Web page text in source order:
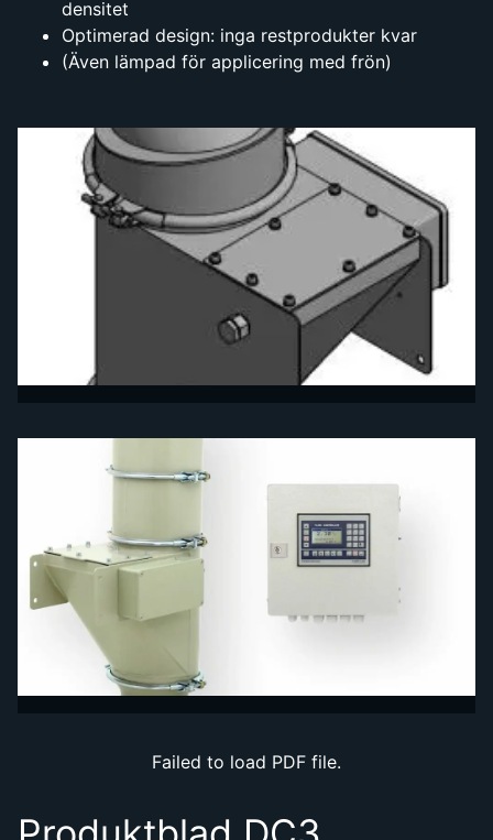
densitet
Optimerad design: inga restprodukter kvar
(Även lämpad för applicering med frön)
Failed to load PDF file.